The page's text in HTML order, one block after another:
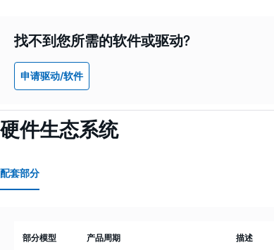
找不到您所需的软件或驱动?
申请驱动/软件
硬件生态系统
配套部分
部分模型 产品周期 描述